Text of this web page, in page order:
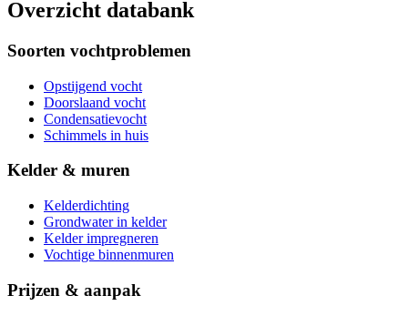
Overzicht databank
Soorten vochtproblemen
Opstijgend vocht
Doorslaand vocht
Condensatievocht
Schimmels in huis
Kelder & muren
Kelderdichting
Grondwater in kelder
Kelder impregneren
Vochtige binnenmuren
Prijzen & aanpak